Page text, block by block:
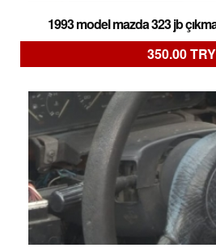
1993 model mazda 323 jb
350.00 TRY